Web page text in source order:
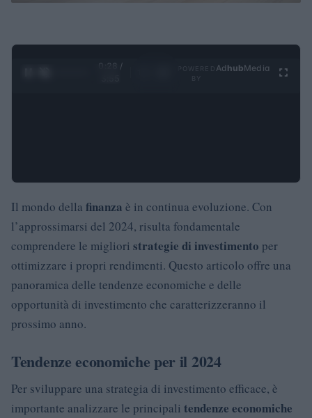
0:29 /
Ad hubMedia
Il mondo della finanza è in continua evoluzione. Con
l’approssimarsi del 2024, risulta fondamentale
comprendere le migliori strategie di investimento per
ottimizzare i propri rendimenti. Questo articolo offre una
panoramica delle tendenze economiche e delle
opportunità di investimento che caratterizzeranno il
prossimo anno.
Tendenze economiche per il 2024
Per sviluppare una strategia di investimento efficace, è
importante analizzare le principali tendenze economiche